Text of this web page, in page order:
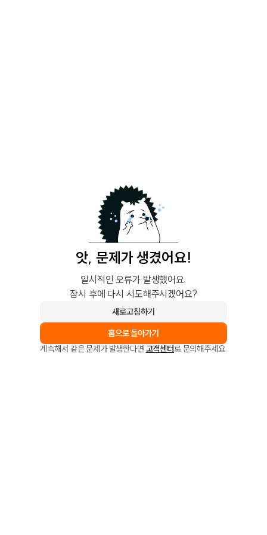
앗, 문제가 생겼어요!
일시적인 오류가 발생했어요.
잠시 후에 다시 시도해주시겠어요?
새로고침하기
홈으로 돌아가기
계속해서 같은 문제가 발생한다면 고객센터로 문의해주세요.